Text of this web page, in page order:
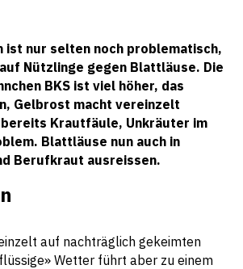
ist nur selten noch problematisch,
Nützlinge gegen Blattläuse. Die
BKS ist viel höher, das
Gelbrost macht vereinzelt
bereits Krautfäule, Unkräuter im
Blattläuse nun auch in
Berufkraut ausreissen.
auf nachträglich gekeimten
Wetter führt aber zu einem